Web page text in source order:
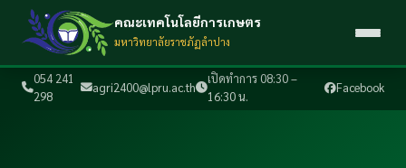
054 241
298
agri2400@lpru.ac.th
เปิดทำการ 08:30 –
16:30 น.
Facebook
คณะเทคโนโลยีการเกษตร
มหาวิทยาลัยราชภัฏลำปาง